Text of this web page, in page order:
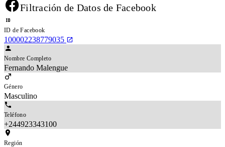
Filtración de Datos de Facebook
ID de Facebook
100002238779035
Nombre Completo
Fernando Malengue
Género
Masculino
Teléfono
+244923343100
Región